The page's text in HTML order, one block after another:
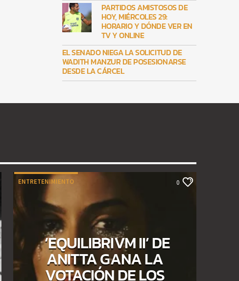
PARTIDOS AMISTOSOS DE
HOY, MIÉRCOLES 29:
HORARIO Y DÓNDE VER EN
TV Y ONLINE
EL SENADO NIEGA LA SOLICITUD DE
WADITH MANZUR DE POSESIONARSE
DESDE LA CÁRCEL
ENTRETENIMIENTO 0
‘EQUILIBRIVM II’ DE
ANITTA GANA LA
VOTACIÓN DE LOS